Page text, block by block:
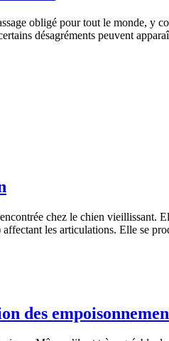
obligé pour tout le monde, y
désagréments peuvent
chez le chien vieillissant.
les articulations. Elle se
des